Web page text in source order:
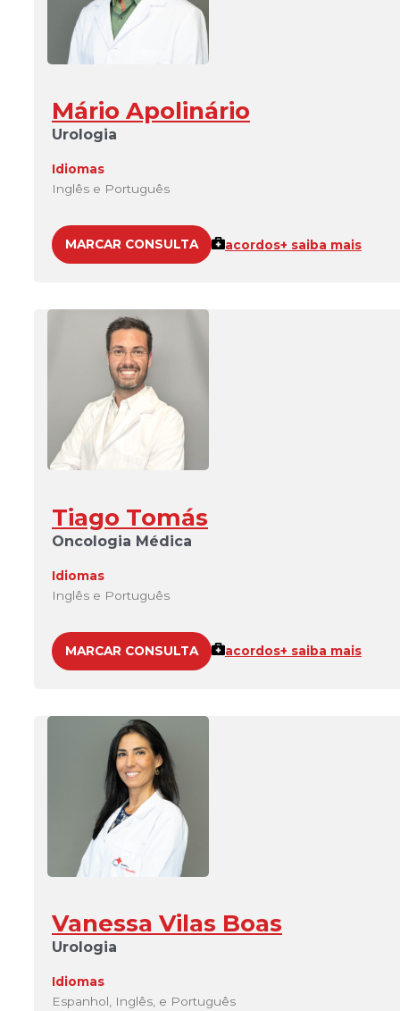
Mário Apolinário
Urologia
Idiomas
Inglês e Português
MARCAR CONSULTA acordos+ saiba mais
Tiago Tomás
Oncologia Médica
Idiomas
Inglês e Português
MARCAR CONSULTA acordos+ saiba mais
Vanessa Vilas Boas
Urologia
Idiomas
Espanhol, Inglês, e Português